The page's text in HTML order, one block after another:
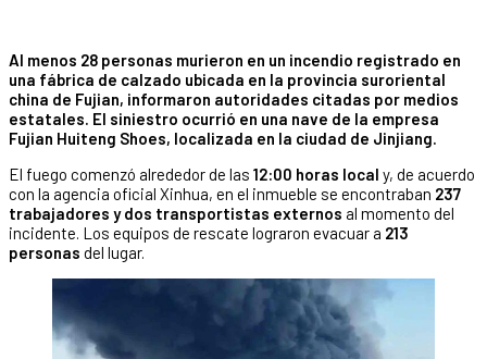
Al menos 28 personas murieron en un incendio registrado en
una fábrica de calzado ubicada en la provincia suroriental
china de Fujian, informaron autoridades citadas por medios
estatales. El siniestro ocurrió en una nave de la empresa
Fujian Huiteng Shoes, localizada en la ciudad de Jinjiang.
El fuego comenzó alrededor de las 12:00 horas local y, de acuerdo
con la agencia oficial Xinhua, en el inmueble se encontraban 237
trabajadores y dos transportistas externos al momento del
incidente. Los equipos de rescate lograron evacuar a 213
personas del lugar.